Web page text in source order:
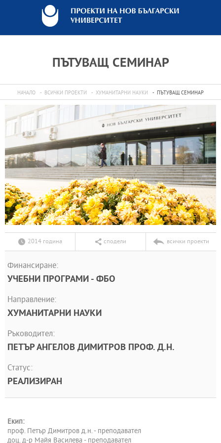
ПЪТУВАЩ СЕМИНАР
НАЧАЛО ВСИЧКИ ПРОЕКТИ ХУМАНИТАРНИ НАУКИ ПЪТУВАЩ СЕМИНАР
2014 година сподели всички проекти
Финансиране:
УЧЕБНИ ПРОГРАМИ - ФБО
Направление:
ХУМАНИТАРНИ НАУКИ
Ръководител:
ПЕТЪР АНГЕЛОВ ДИМИТРОВ ПРОФ. Д.Н.
Статус:
РЕАЛИЗИРАН
Екип:
проф. Петър Димитров д.н. - преподавател
доц. д-р Майя Василева - преподавател